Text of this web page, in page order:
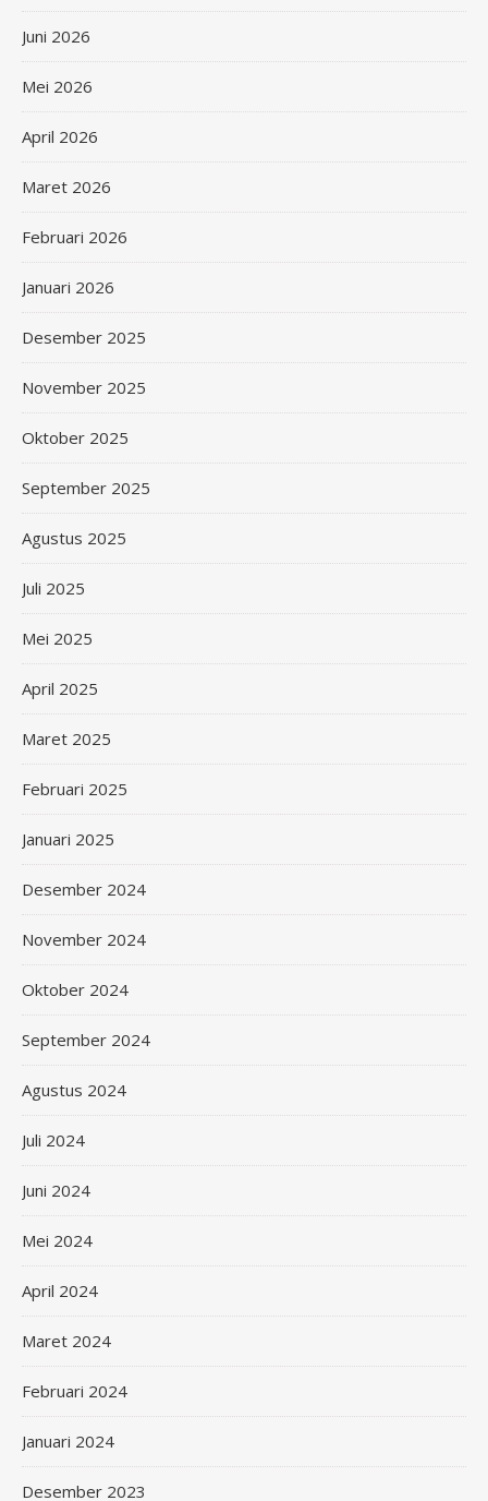
Juni 2026
Mei 2026
April 2026
Maret 2026
Februari 2026
Januari 2026
Desember 2025
November 2025
Oktober 2025
September 2025
Agustus 2025
Juli 2025
Mei 2025
April 2025
Maret 2025
Februari 2025
Januari 2025
Desember 2024
November 2024
Oktober 2024
September 2024
Agustus 2024
Juli 2024
Juni 2024
Mei 2024
April 2024
Maret 2024
Februari 2024
Januari 2024
Desember 2023